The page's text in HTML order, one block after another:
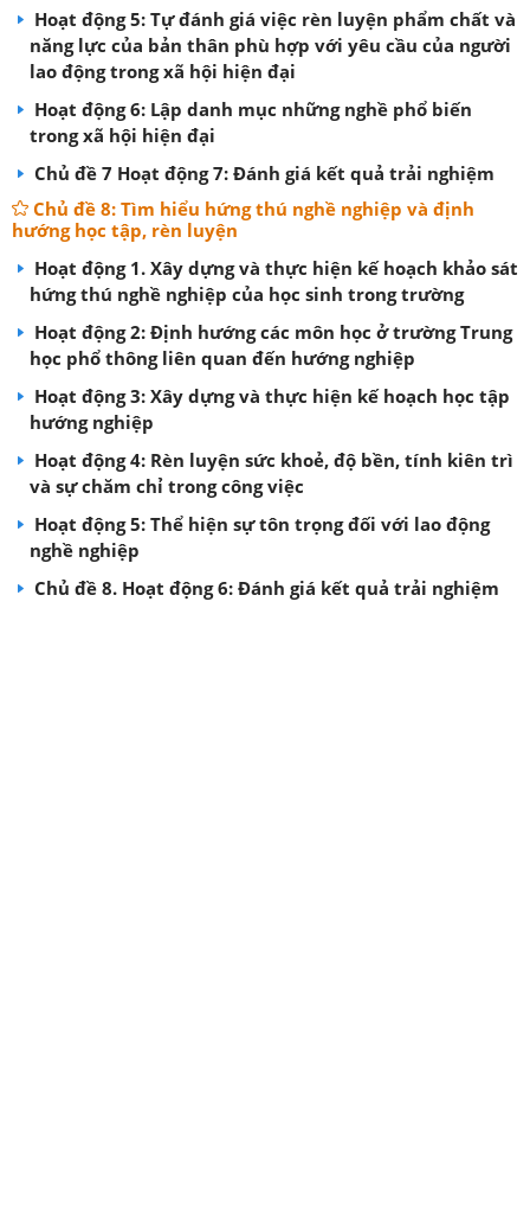
Hoạt động 5: Tự đánh giá việc rèn luyện phẩm chất và
năng lực của bản thân phù hợp với yêu cầu của người
lao động trong xã hội hiện đại
Hoạt động 6: Lập danh mục những nghề phổ biến
trong xã hội hiện đại
Chủ đề 7 Hoạt động 7: Đánh giá kết quả trải nghiệm
Chủ đề 8: Tìm hiểu hứng thú nghề nghiệp và định
hướng học tập, rèn luyện
Hoạt động 1. Xây dựng và thực hiện kế hoạch khảo sát
hứng thú nghề nghiệp của học sinh trong trường
Hoạt động 2: Định hướng các môn học ở trường Trung
học phổ thông liên quan đến hướng nghiệp
Hoạt động 3: Xây dựng và thực hiện kế hoạch học tập
hướng nghiệp
Hoạt động 4: Rèn luyện sức khoẻ, độ bền, tính kiên trì
và sự chăm chỉ trong công việc
Hoạt động 5: Thể hiện sự tôn trọng đối với lao động
nghề nghiệp
Chủ đề 8. Hoạt động 6: Đánh giá kết quả trải nghiệm